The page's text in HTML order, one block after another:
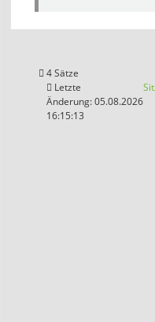
4 Sätze
Letzte
Änderung: 05.08.2026
16:15:13